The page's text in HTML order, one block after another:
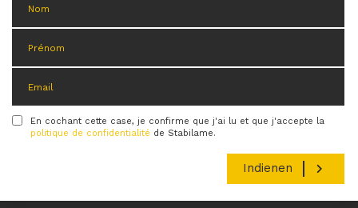
Condition
En cochant cette case, je confirme que j'ai lu et que j'accepte la
politique de confidentialité de Stabilame.